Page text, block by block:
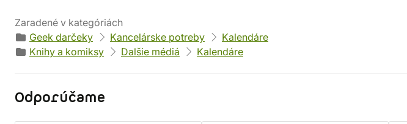
Zaradené v kategóriách
Geek darčeky
Kancelárske potreby
Kalendáre
Knihy a komiksy
Dalšie médiá Kalendáre
Odporúčame